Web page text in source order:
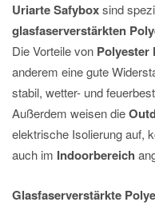
Uriarte Safyboxsind
glasfaserverstärkten
Die Vorteile von Polyester
anderem eine gute
stabil, wetter- und
Außerdem weisen die
elektrische Isolierung auf,
auch im Indoorbereich
Glasfaserverstärkte